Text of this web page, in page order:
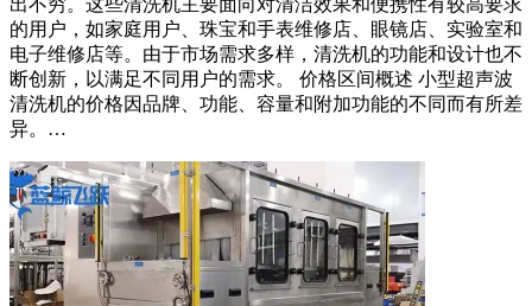
出不穷。这些清洗机主要面向对清洁效果和便携性有较高要求
的用户，如家庭用户、珠宝和手表维修店、眼镜店、实验室和
电子维修店等。由于市场需求多样，清洗机的功能和设计也不
断创新，以满足不同用户的需求。 价格区间概述 小型超声波
清洗机的价格因品牌、功能、容量和附加功能的不同而有所差
异。…